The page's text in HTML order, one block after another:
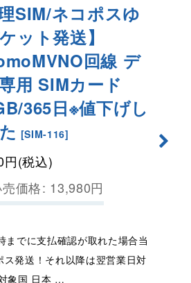
理SIM/ネコポスゆ
ット発送】
回線 デ
用 SIMカード
365日※値下げし
[SIM-116]
円(税込)
価格: 13,980円
までに支払確認が取れた場合当
ス発送！それ以降は翌営業日対
象国 日本 …